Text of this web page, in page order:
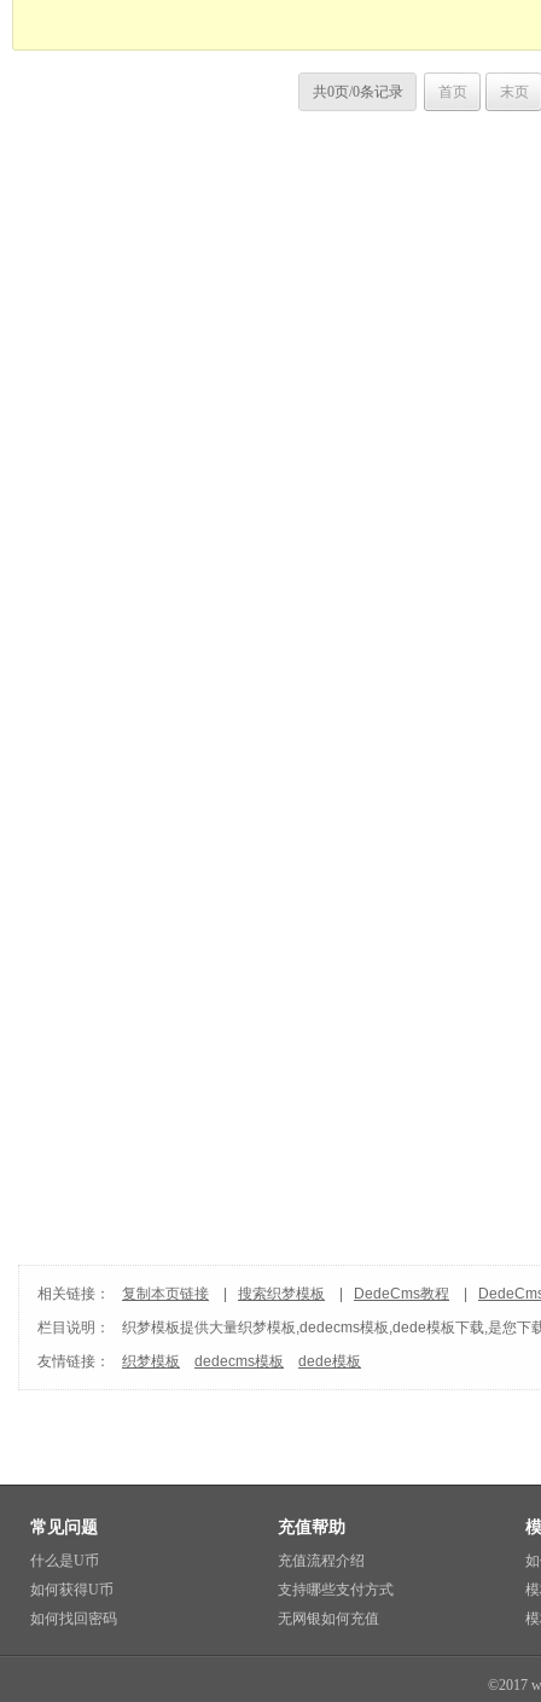
共0页/0条记录 首页 末页
相关链接： 复制本页链接 搜索织梦模板 DedeCms教程
栏目说明：
织梦模板提供大量织梦模板,dedecms模板,dede模板下载,是您
友情链接：
织梦模板 dedecms模板 dede模板
常见问题
什么是U币
如何获得U币
如何找回密码
充值帮助
充值流程介绍
支持哪些支付方式
无网银如何充值
©2017